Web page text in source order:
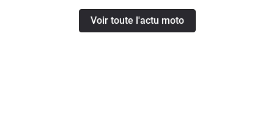
Voir toute l'actu moto